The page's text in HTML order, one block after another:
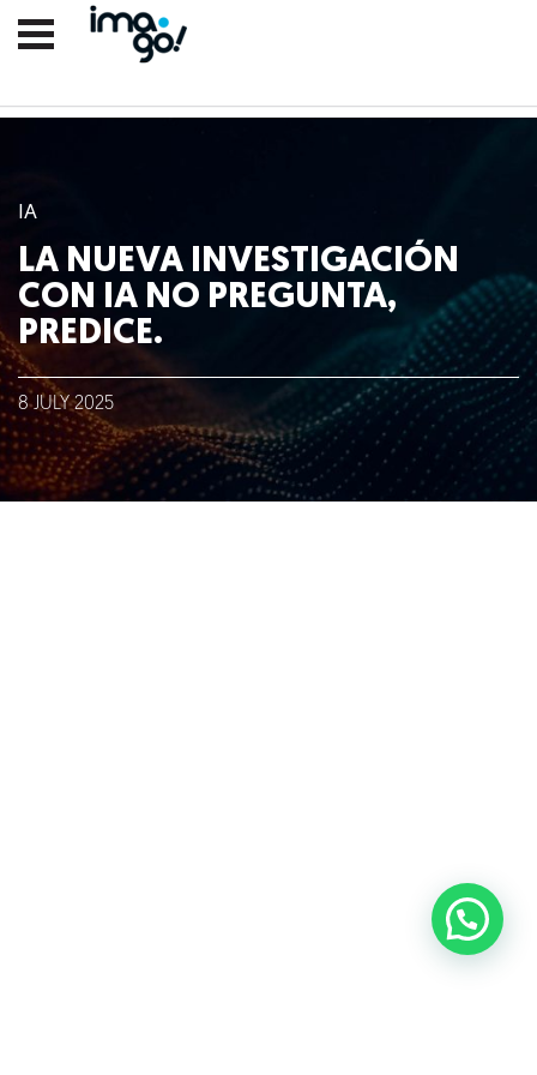
Nosotros
Clientes
Lo que hacemos
IA
LA NUEVA INVESTIGACIÓN
CON IA NO PREGUNTA,
PREDICE.
8 JULY 2025